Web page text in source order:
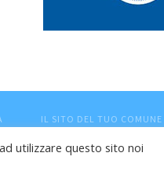
IL SITO DEL TUO COMUNE
- Testata giornalistica,
utilizzare questo sito noi